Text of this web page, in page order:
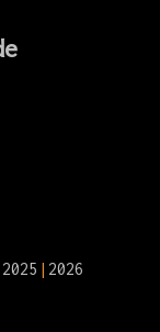
2025 2026